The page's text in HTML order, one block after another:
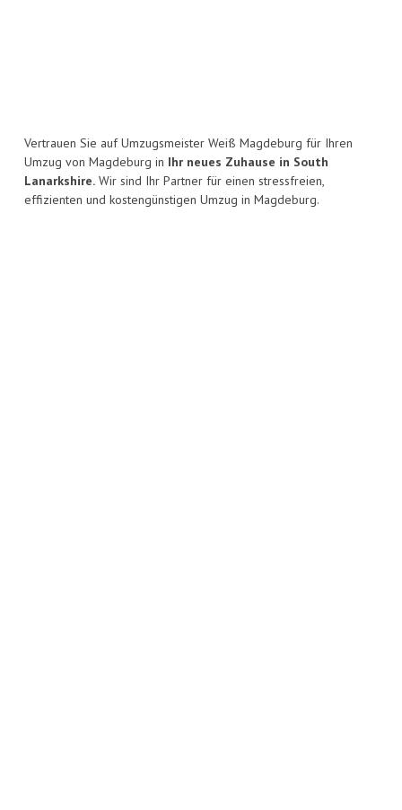
Vertrauen Sie auf Umzugsmeister Weiß Magdeburg für Ihren
Umzug von Magdeburg in Ihr neues Zuhause in South
Lanarkshire. Wir sind Ihr Partner für einen stressfreien,
effizienten und kostengünstigen Umzug in Magdeburg.